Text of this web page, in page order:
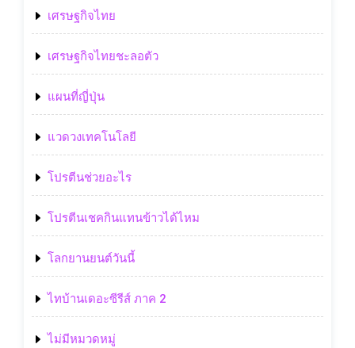
เศรษฐกิจไทย
เศรษฐกิจไทยชะลอตัว
แผนที่ญี่ปุ่น
แวดวงเทคโนโลยี
โปรตีนช่วยอะไร
โปรตีนเชคกินแทนข้าวได้ไหม
โลกยานยนต์วันนี้
ไทบ้านเดอะซีรีส์ ภาค 2
ไม่มีหมวดหมู่